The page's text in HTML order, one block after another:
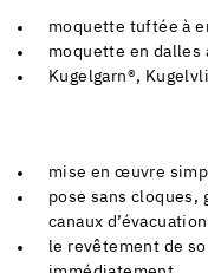
moquette tuftée à
moquette en dalles
Kugelgarn®,
mise en œuvre
pose sans cloques,
canaux
le revêtement de